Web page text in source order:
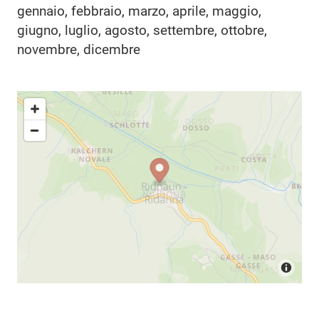
gennaio, febbraio, marzo, aprile, maggio,
giugno, luglio, agosto, settembre, ottobre,
novembre, dicembre